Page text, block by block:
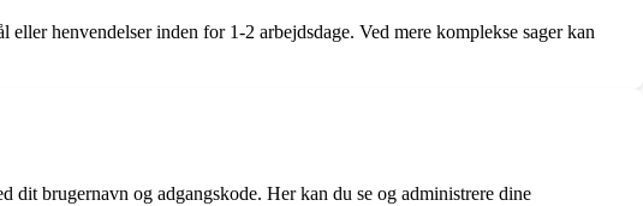
henvendelser inden for 1-2 arbejdsdage. Ved mere komplekse sager kan
brugernavn og adgangskode. Her kan du se og administrere dine